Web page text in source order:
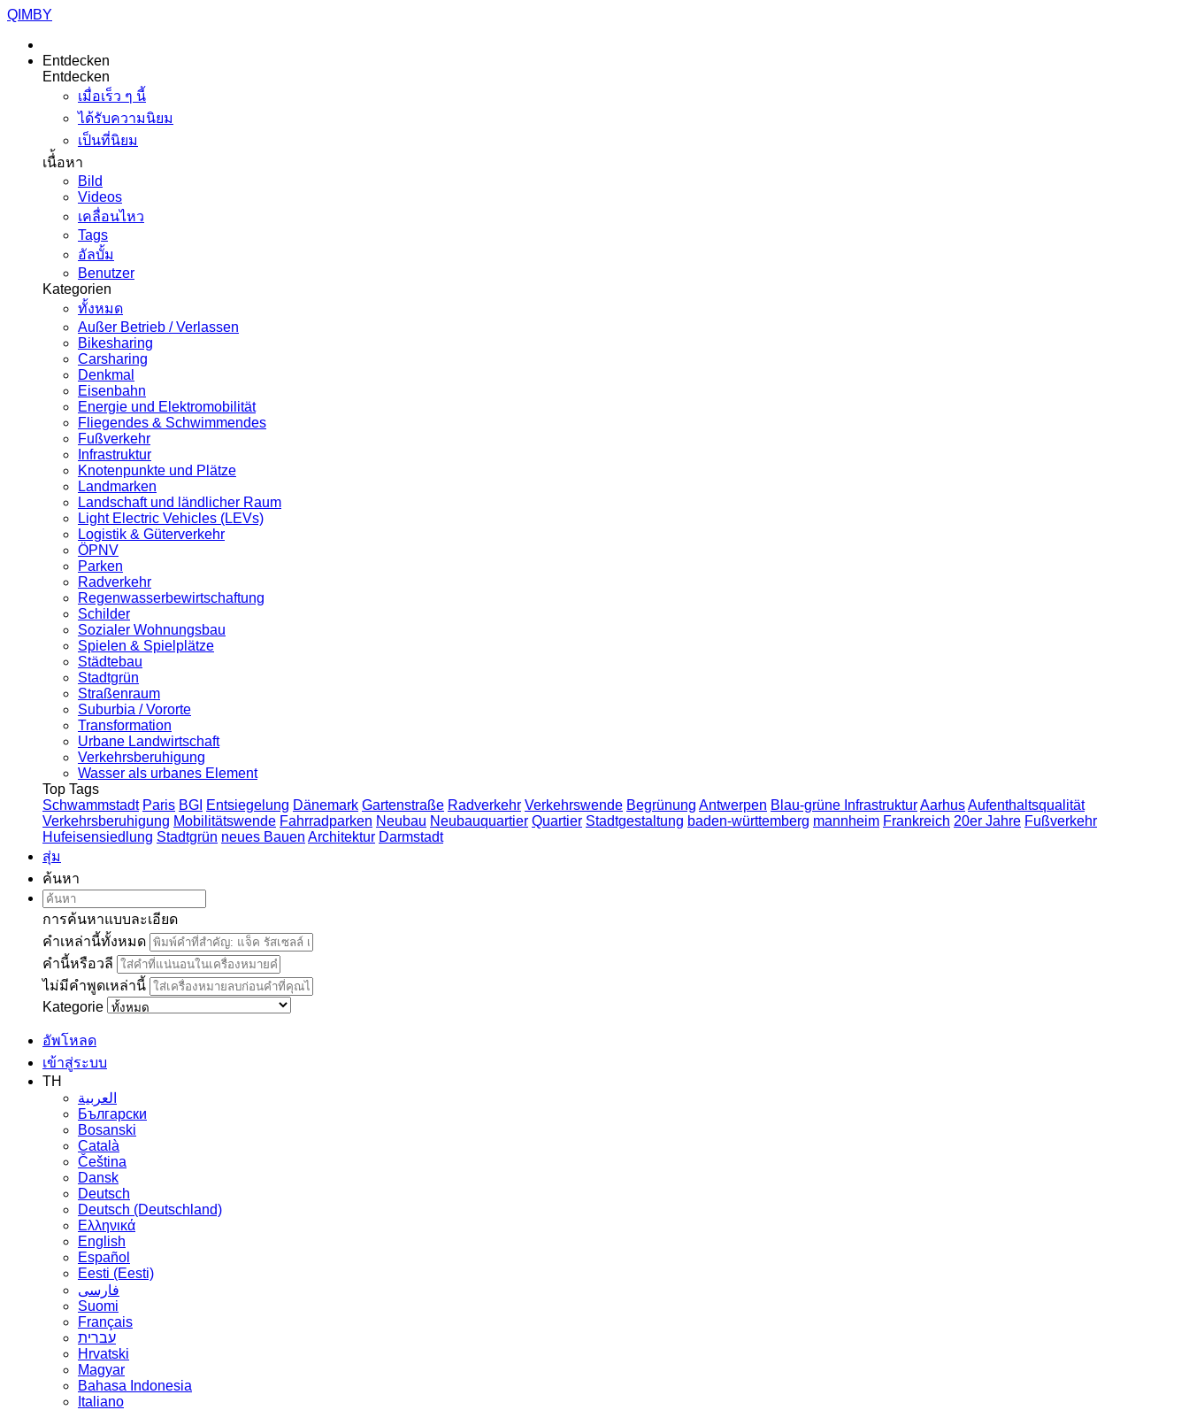
QIMBY
Entdecken
Entdecken
เมื่อเร็ว ๆ นี้
ได้รับความนิยม
เป็นที่นิยม
เนื่้อหา
Bild
Videos
เคลื่อนไหว
Tags
อัลบั้ม
Benutzer
Kategorien
ทั้งหมด
Außer Betrieb / Verlassen
Bikesharing
Carsharing
Denkmal
Eisenbahn
Energie und Elektromobilität
Fliegendes & Schwimmendes
Fußverkehr
Infrastruktur
Knotenpunkte und Plätze
Landmarken
Landschaft und ländlicher Raum
Light Electric Vehicles (LEVs)
Logistik & Güterverkehr
ÖPNV
Parken
Radverkehr
Regenwasserbewirtschaftung
Schilder
Sozialer Wohnungsbau
Spielen & Spielplätze
Städtebau
Stadtgrün
Straßenraum
Suburbia / Vororte
Transformation
Urbane Landwirtschaft
Verkehrsberuhigung
Wasser als urbanes Element
Top Tags
Schwammstadt Paris BGI Entsiegelung Dänemark Gartenstraße Radverkehr Verkehrswende Begrünung Antwerpen Blau-grüne InfrastrukturAarhusAufenthaltsqualität
Verkehrsberuhigung Mobilitätswende Fahrradparken Neubau Neubauquartier Quartier Stadtgestaltung baden-württemberg mannheim Frankreich 20er Jahre Fußverkehr
Hufeisensiedlung Stadtgrün neues Bauen Architektur Darmstadt
สุ่ม
ค้นหา
การค้นหาแบบละเอียด
คำเหล่านี้ทั้งหมด
คำนี้หรือวลี
ไม่มีคำพูดเหล่านี้
Kategorie
อัพโหลด
เข้าสู่ระบบ
TH
العربية
Български
Bosanski
Сatalà
Čeština
Dansk
Deutsch
Deutsch (Deutschland)
Ελληνικά
English
Español
Eesti (Eesti)
فارسی
Suomi
Français
עברית
Hrvatski
Magyar
Bahasa Indonesia
Italiano